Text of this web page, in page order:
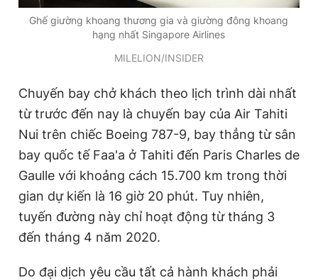
Ghế giường khoang thương gia và giường đông khoang
hạng nhất Singapore Airlines
MILELION/INSIDER
Chuyến bay chở khách theo lịch trình dài nhất
từ trước đến nay là chuyến bay của Air Tahiti
Nui trên chiếc Boeing 787-9, bay thẳng từ sân
bay quốc tế Faa'a ở Tahiti đến Paris Charles de
Gaulle với khoảng cách 15.700 km trong thời
gian dự kiến là 16 giờ 20 phút. Tuy nhiên,
tuyến đường này chỉ hoạt động từ tháng 3
đến tháng 4 năm 2020.
Do đại dịch yêu cầu tất cả hành khách phải